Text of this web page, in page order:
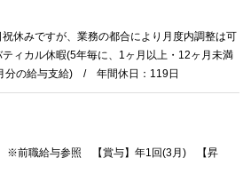
休みですが、業務の都合により月度内調整は可
ィカル休暇(5年毎に、1ヶ月以上・12ヶ月未満
分の給与支給) / 年間休日：119日
前職給与参照 【賞与】年1回(3月) 【昇